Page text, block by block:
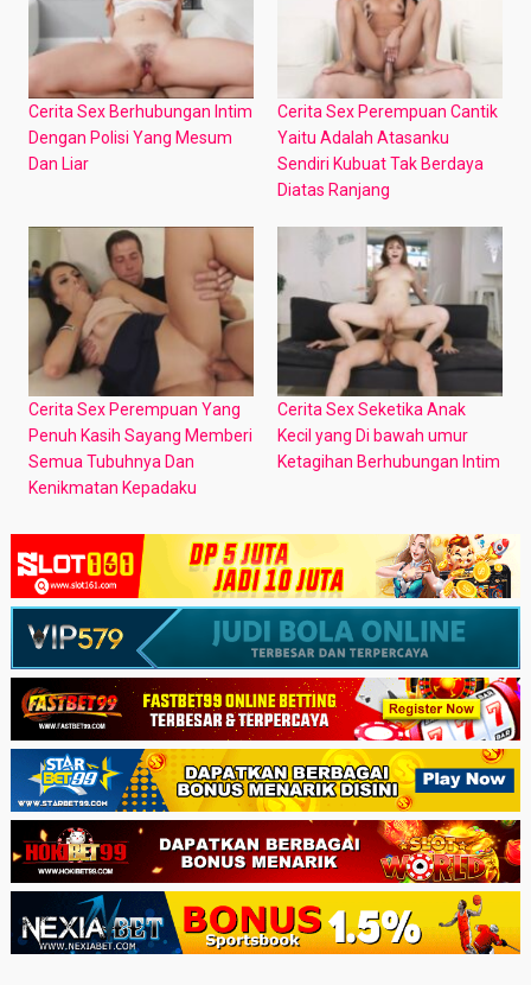
Cerita Sex Berhubungan Intim
Dengan Polisi Yang Mesum
Dan Liar
Cerita Sex Perempuan Cantik
Yaitu Adalah Atasanku
Sendiri Kubuat Tak Berdaya
Diatas Ranjang
Cerita Sex Perempuan Yang
Penuh Kasih Sayang Memberi
Semua Tubuhnya Dan
Kenikmatan Kepadaku
Cerita Sex Seketika Anak
Kecil yang Di bawah umur
Ketagihan Berhubungan Intim